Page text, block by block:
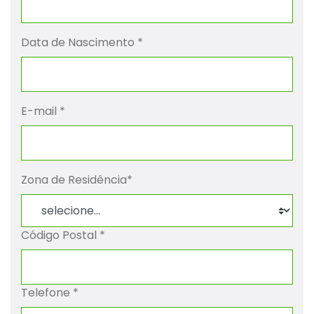
Informações de Pedidos:
assessoria@ecoroad.pt
Data de Nascimento *
E-mail *
Zona de Residência*
Código Postal *
Telefone *